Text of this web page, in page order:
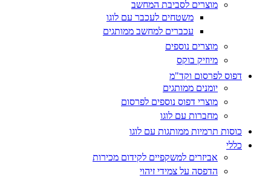
מוצרים לסביבת המחשב
משטחים לעכבר עם לוגו
עכברים למחשב ממותגים
מוצרים נוספים
מיוזיק בוקס
דפוס לפרסום וקד"מ
יומנים ממותגים
מוצרי דפוס נוספים לפרסום
מחברות עם לוגו
כוסות תרמיות ממותגות עם לוגו
כללי
אביזרים למשקפיים לקידום מכירות
הדפסה על צמידי זיהוי